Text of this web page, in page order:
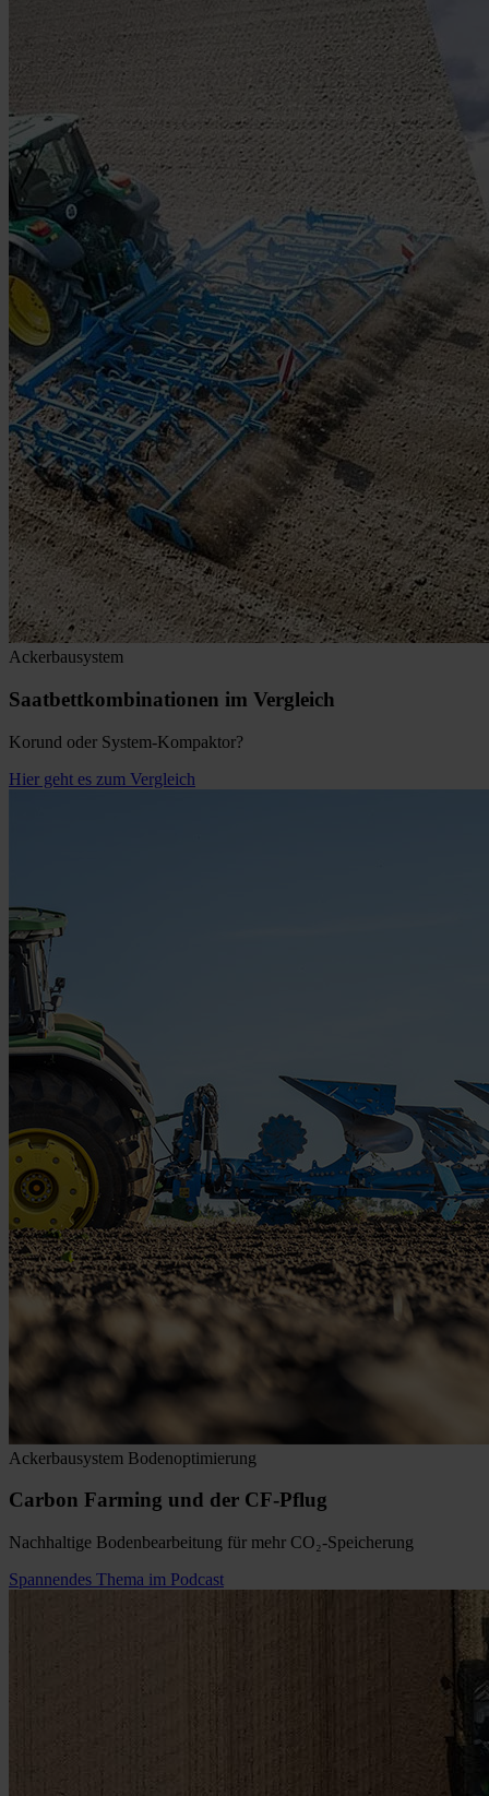
Ackerbausystem
Saatbettkombinationen im Vergleich
Korund oder System-Kompaktor?
Hier geht es zum Vergleich
Ackerbausystem Bodenoptimierung
Carbon Farming und der CF-Pflug
Nachhaltige Bodenbearbeitung für mehr CO₂-Speicherung
Spannendes Thema im Podcast